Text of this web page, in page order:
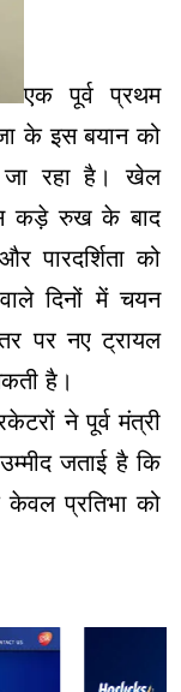
एक पूर्व प्रथम
के इस बयान को
रहा है। खेल
कड़े रुख के बाद
पारदर्शिता को
दिनों में चयन
पर नए ट्रायल
है।
ने पूर्व मंत्री
जताई है कि
केवल प्रतिभा को